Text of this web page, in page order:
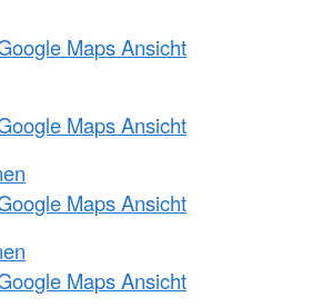
Maps Ansicht
Maps Ansicht
Maps Ansicht
Maps Ansicht